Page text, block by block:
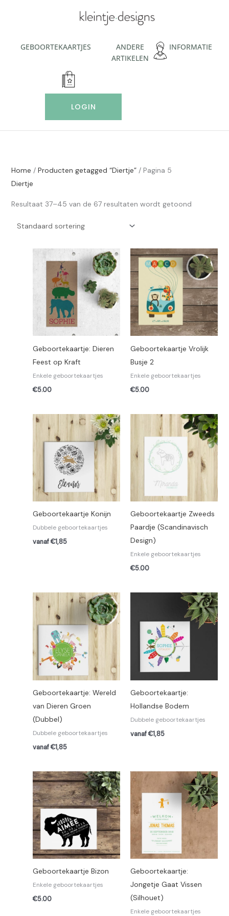
inhoudGEBOORTEKAARTJES
ANDERE
ARTIKELEN
INFORMATIE
LOGIN
Home / Producten getagged “Diertje”/ Pagina 5
Diertje
Resultaat 37–45 van de 67 resultaten wordt getoond
Geboortekaartje: Dieren
Feest op Kraft
Enkele geboortekaartjes
€5.00
Geboortekaartje Vrolijk
Busje 2
Enkele geboortekaartjes
€5.00
Geboortekaartje Konijn
Dubbele geboortekaartjes
vanaf €1,85
Geboortekaartje Zweeds
Paardje (Scandinavisch
Design)
Enkele geboortekaartjes
€5.00
Geboortekaartje: Wereld
van Dieren Groen
(Dubbel)
Dubbele geboortekaartjes
vanaf €1,85
Geboortekaartje:
Hollandse Bodem
Dubbele geboortekaartjes
vanaf €1,85
Geboortekaartje Bizon
Enkele geboortekaartjes
€5.00
Geboortekaartje:
Jongetje Gaat Vissen
(Silhouet)
Enkele geboortekaartjes